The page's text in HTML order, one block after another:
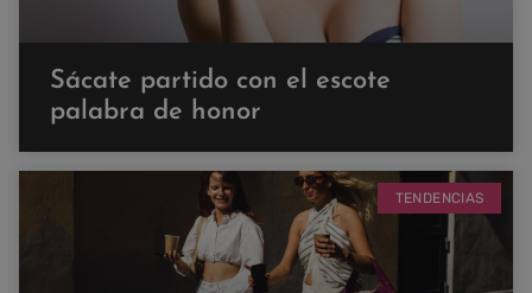
Sácate partido con el escote
palabra de honor
TENDENCIAS